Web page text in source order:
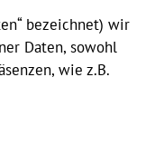
bezeichnet) wir
Daten, sowohl
wie z.B.